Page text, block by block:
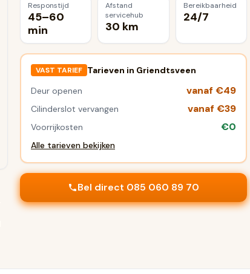
Responstijd
45–60
min
Afstand
servicehub
30 km
Bereikbaarheid
24/7
VAST TARIEF Tarieven in Griendtsveen
Deur openen
vanaf €49
Cilinderslot vervangen vanaf €39
Voorrijkosten €0
Alle tarieven bekijken
Bel direct 085 060 89 70